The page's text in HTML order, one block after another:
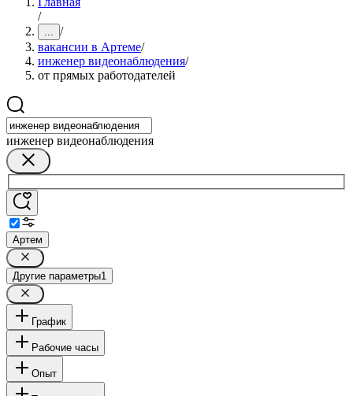
/
... /
вакансии в Артеме/
инженер видеонаблюдения/
от прямых работодателей
инженер видеонаблюдения
Артем
Другие параметры1
График
Рабочие часы
Опыт